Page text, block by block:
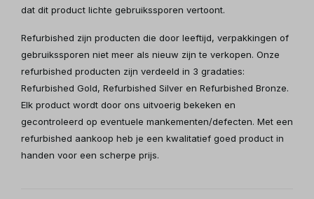
dat dit product lichte gebruikssporen vertoont.
Refurbished zijn producten die door leeftijd, verpakkingen of
gebruikssporen niet meer als nieuw zijn te verkopen. Onze
refurbished producten zijn verdeeld in 3 gradaties:
Refurbished Gold, Refurbished Silver en Refurbished Bronze.
Elk product wordt door ons uitvoerig bekeken en
gecontroleerd op eventuele mankementen/defecten. Met een
refurbished aankoop heb je een kwalitatief goed product in
handen voor een scherpe prijs.